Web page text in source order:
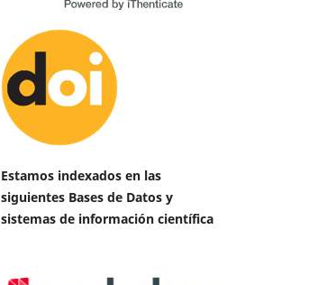
Estamos indexados en las
siguientes Bases de Datos y
sistemas de información científica